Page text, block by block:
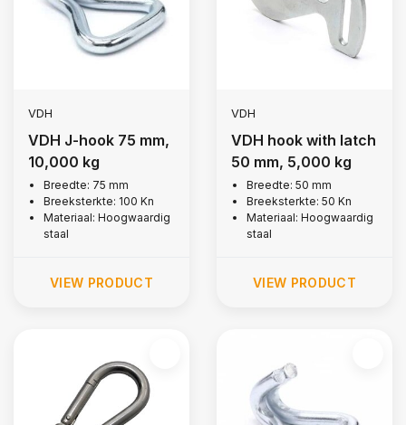
VDH
VDH J-hook 75 mm,
10,000 kg
Breedte: 75 mm
Breeksterkte: 100 Kn
Materiaal: Hoogwaardig
staal
VIEW PRODUCT
VDH
VDH hook with latch
50 mm, 5,000 kg
Breedte: 50 mm
Breeksterkte: 50 Kn
Materiaal: Hoogwaardig
staal
VIEW PRODUCT